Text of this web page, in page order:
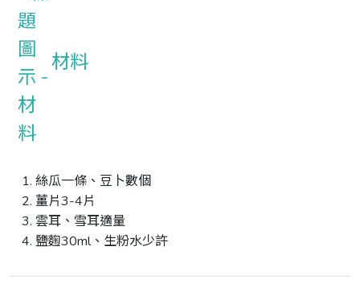
材料
絲瓜一條、豆卜數個
薑片3-4片
雲耳、雪耳適量
鹽麴30ml、生粉水少許